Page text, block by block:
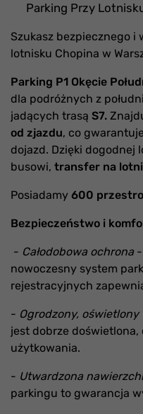
Parking Przy
Szukasz bezpiecznego
lotnisku Chopina w
Parking P1 Okęcie
dla podróżnych z
jadących trasą S7.
od zjazdu, co
dojazd. Dzięki dogodnej
busowi, transfer na
Posiadamy 600
Bezpieczeństwo i
- Całodobowa ochrona
nowoczesny system
rejestracyjnych
- Ogrodzony, oświetlony
jest dobrze doświetlona,
użytkowania.
- Utwardzona
parkingu to gwarancja